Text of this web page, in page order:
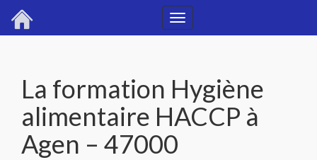
Toggle
La formation Hygiène
alimentaire HACCP à
Agen – 47000